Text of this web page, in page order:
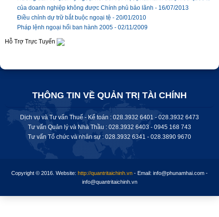
của doanh nghiệp không được Chính phủ bảo lãnh - 16/07/2013
Điều chỉnh dự trữ bắt buộc ngoại tệ - 20/01/2010
Pháp lệnh ngoại hối ban hành 2005 - 02/11/2009
Hỗ Trợ Trực Tuyến
THÔNG TIN VỀ QUẢN TRỊ TÀI CHÍNH
Dịch vụ và Tư vấn Thuế - Kế toán : 028.3932 6401 - 028.3932 6473
Tư vấn Quản lý và Nhà Thầu : 028.3932 6403 - 0945 168 743
Tư vấn Tổ chức và nhân sự : 028.3932 6341 - 028.3890 9670
Copyright © 2016. Website: http://quantritaichinh.vn - Email: info@phunamhai.com -
info@quantritaichinh.vn